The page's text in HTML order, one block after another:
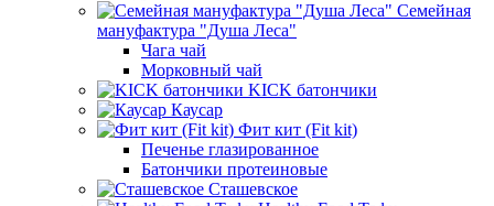
Семейная
мануфактура "Душа Леса"
Чага чай
Морковный чай
KICK батончики
Каусар
Фит кит (Fit kit)
Печенье глазированное
Батончики протеиновые
Сташевское